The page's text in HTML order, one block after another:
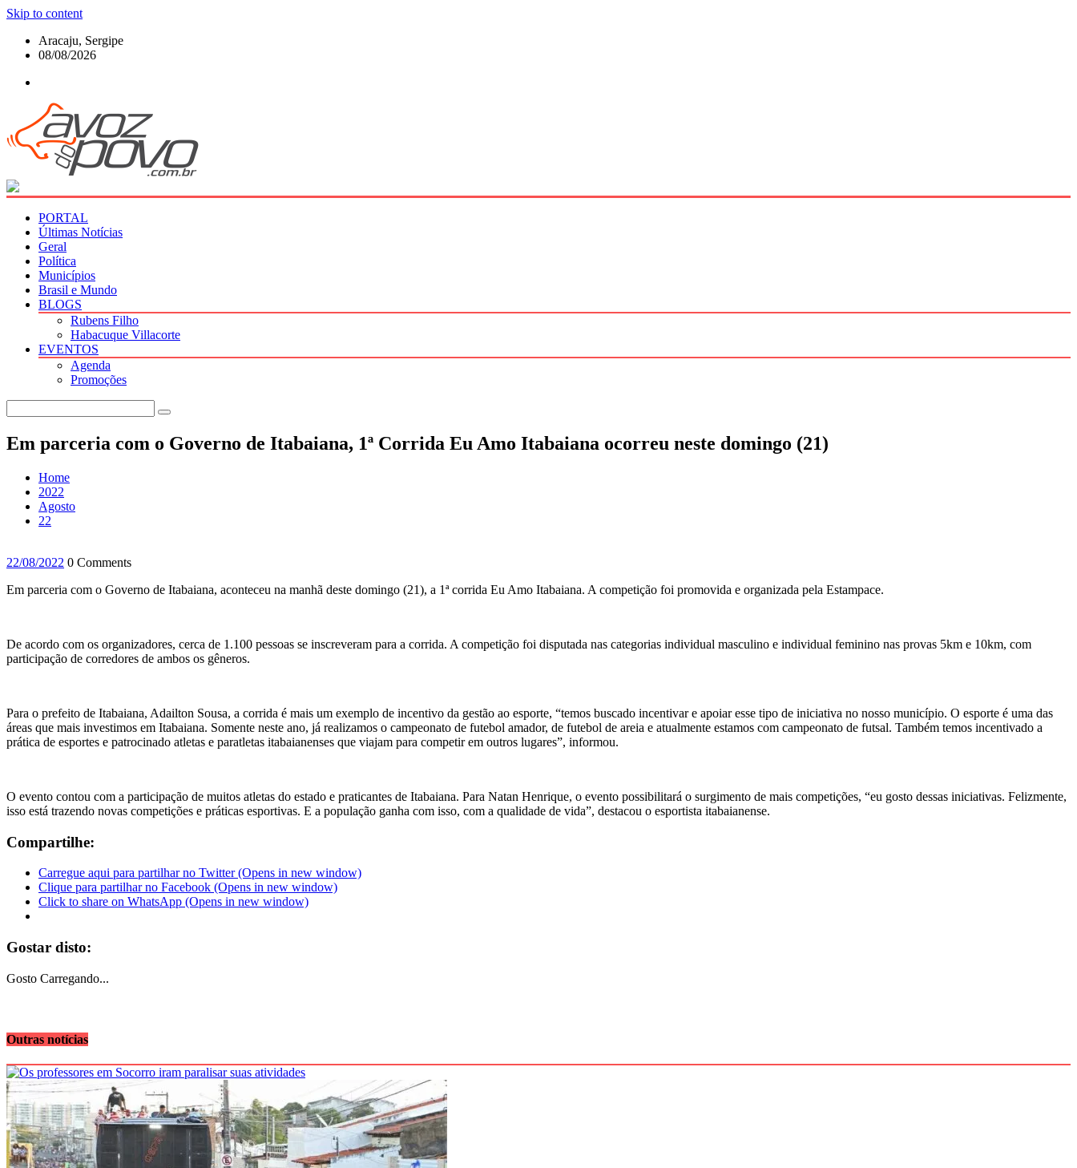
Skip to content
Aracaju, Sergipe
08/08/2026
PORTAL
Últimas Notícias
Geral
Política
Municípios
Brasil e Mundo
BLOGS
Rubens Filho
Habacuque Villacorte
EVENTOS
Agenda
Promoções
Em parceria com o Governo de Itabaiana, 1ª Corrida Eu Amo Itabaiana ocorreu neste domingo (21)
Home
2022
Agosto
22
22/08/2022 0 Comments
Em parceria com o Governo de Itabaiana, aconteceu na manhã deste domingo (21), a 1ª corrida Eu Amo Itabaiana. A competição foi promovida e organizada pela Estampace.
De acordo com os organizadores, cerca de 1.100 pessoas se inscreveram para a corrida. A competição foi disputada nas categorias individual masculino e individual feminino nas provas 5km e 10km, com
participação de corredores de ambos os gêneros.
Para o prefeito de Itabaiana, Adailton Sousa, a corrida é mais um exemplo de incentivo da gestão ao esporte, “temos buscado incentivar e apoiar esse tipo de iniciativa no nosso município. O esporte é uma das
áreas que mais investimos em Itabaiana. Somente neste ano, já realizamos o campeonato de futebol amador, de futebol de areia e atualmente estamos com campeonato de futsal. Também temos incentivado a
prática de esportes e patrocinado atletas e paratletas itabaianenses que viajam para competir em outros lugares”, informou.
O evento contou com a participação de muitos atletas do estado e praticantes de Itabaiana. Para Natan Henrique, o evento possibilitará o surgimento de mais competições, “eu gosto dessas iniciativas. Felizmente,
isso está trazendo novas competições e práticas esportivas. E a população ganha com isso, com a qualidade de vida”, destacou o esportista itabaianense.
Compartilhe:
Carregue aqui para partilhar no Twitter (Opens in new window)
Clique para partilhar no Facebook (Opens in new window)
Click to share on WhatsApp (Opens in new window)
Gostar disto:
Gosto Carregando...
Outras notícias